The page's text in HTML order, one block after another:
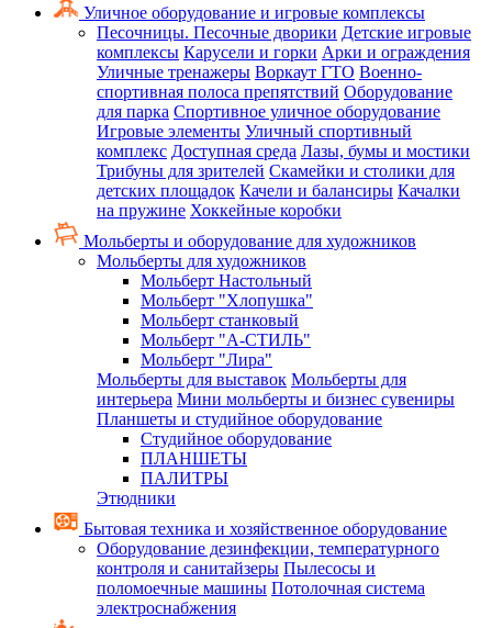
Уличное оборудование и игровые комплексы
Песочницы. Песочные дворики Детские игровые
комплексы Карусели и горки Арки и ограждения
Уличные тренажеры Воркаут ГТО Военно-
спортивная полоса препятствий Оборудование
для парка Спортивное уличное оборудование
Игровые элементы Уличный спортивный
комплекс Доступная среда Лазы, бумы и мостики
Трибуны для зрителей Скамейки и столики для
детских площадок Качели и балансиры Качалки
на пружине Хоккейные коробки
Мольберты и оборудование для художников
Мольберты для художников
Мольберт Настольный
Мольберт "Хлопушка"
Мольберт станковый
Мольберт "А-СТИЛЬ"
Мольберт "Лира"
Мольберты для выставок Мольберты для
интерьера Мини мольберты и бизнес сувениры
Планшеты и студийное оборудование
Студийное оборудование
ПЛАНШЕТЫ
ПАЛИТРЫ
Этюдники
Бытовая техника и хозяйственное оборудование
Оборудование дезинфекции, температурного
контроля и санитайзеры Пылесосы и
поломоечные машины Потолочная система
электроснабжения